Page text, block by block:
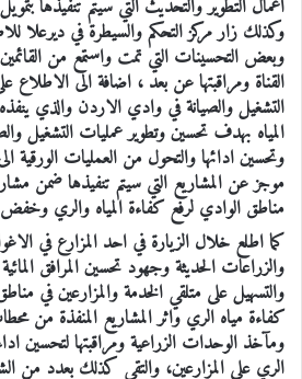
أعمال التطوير والتحديث التي سيتم تنفيذها
وكذلك زار مركز التحكم والسيطرة في ديرعلا
وبعض التحسينات التي تمت واستمع من
القناة ومراقبتها عن بعد ، اضافة الى الاطلاع
التشغيل والصيانة في وادي الاردن والذي
المياه بهدف تحسين وتطوير عمليات التشغيل
وتحسين ادائها والتحول من العمليات الورقية
موجز عن المشاريع التي سيتم تنفيذها ضمن
مناطق الوادي لرفع كفاءة المياه والري
كما اطلع خلال الزيارة في احد المزارع في
والزراعات الحديثة وجهود تحسين المرافق
والتسهيل على متلقي الخدمة والمزارعين في
كفاءة مياه الري واثر المشاريع المنفذة من
ومآخذ الوحدات الزراعية ومراقبتها لتحسين
الري على المزارعين، والتقى كذلك بعدد من